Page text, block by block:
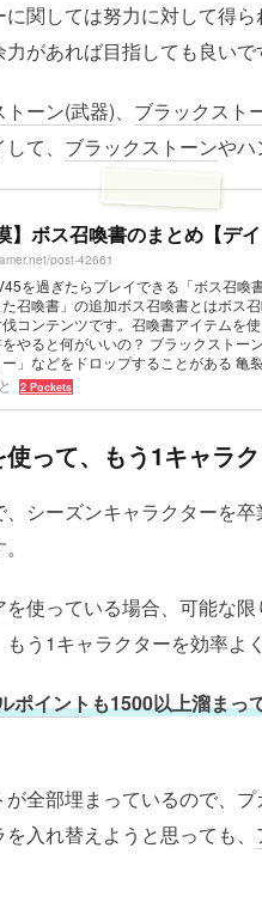
関しては努力に対して得
があれば目指しても良いで
トーン(武器)、 ブラックスト
て、 ブラックストーンやハ
】ボス召喚書のまとめ【デ
post-42661
を過ぎたらプレイできる「ボス召
た召喚書」の追加ボス召喚書とはボス
コンテンツです。召喚書アイテムを
やると何がいいの？ ブラックストー
ー」などをドロップすることがある
が魅力です。ブラック...
2 Pockets
使って、もう1キャラ
シーズンキャラクターを
使っている場合、可能な
う1キャラクターを効率よ
ポイントも1500以上溜まっ
全部埋まっているので、プ
入れ替えようと思っても、